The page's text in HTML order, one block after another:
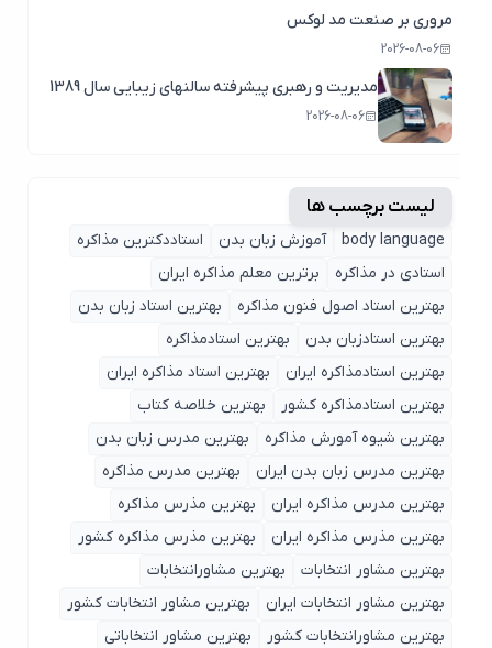
مروری بر صنعت مد لوکس
2026-08-06
مدیریت و رهبری پیشرفته سالنهای زیبایی سال 1389
2026-08-06
لیست برچسب ها
body language آموزش زبان بدن
استاددکترین مذاکره
استادی در مذاکره
برترین معلم مذاکره ایران
بهترین استاد اصول ‌فنون مذاکره
بهترین استاد زبان بدن
بهترین استادزبان بدن
بهترین استادمذاکره
بهترین استادمذاکره ایران
بهترین استاد مذاکره ایران
بهترین استادمذاکره کشور
بهترین خلاصه کتاب
بهترین شیوه آمورش مذاکره
بهترین مدرس زبان بدن
بهترین مدرس زبان بدن ایران
بهترین مدرس مذاکره
بهترین مدرس مذاکره ایران
بهترین مذرس مذاکره
بهترین مذرس مذاکره ایران
بهترین مذرس مذاکره کشور
بهترین مشاور انتخابات
بهترین مشاورانتخابات
بهترین مشاور انتخابات ایران
بهترین مشاور انتخابات کشور
بهترین مشاورانتخابات کشور
بهترین مشاور انتخاباتی